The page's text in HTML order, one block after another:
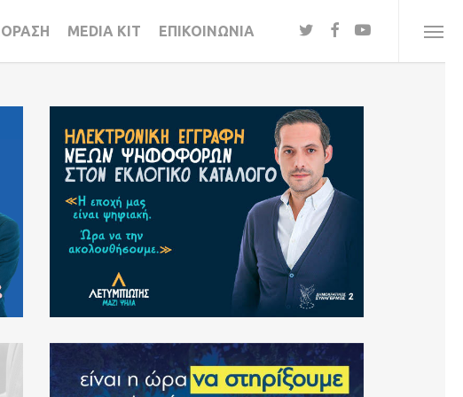
MEDIA KIT ΕΠΙΚΟΙΝΩΝΙΑ twitterfacebook
youtube
Menu